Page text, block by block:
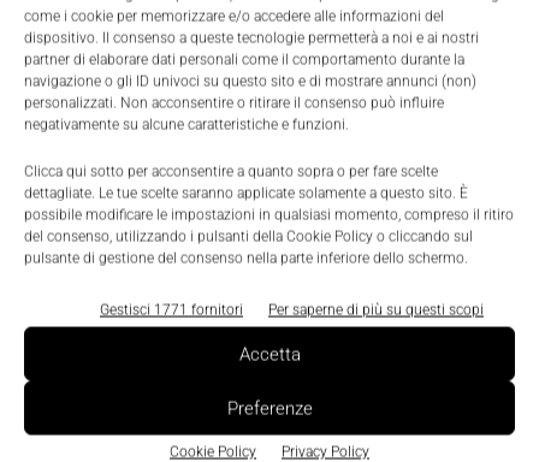
come i cookie per memorizzare e/o accedere alle informazioni del
dispositivo. Il consenso a queste tecnologie permetterà a noi e ai nostri
partner di elaborare dati personali come il comportamento durante la
navigazione o gli ID univoci su questo sito e di mostrare annunci (non)
personalizzati. Non acconsentire o ritirare il consenso può influire
negativamente su alcune caratteristiche e funzioni.
Clicca qui sotto per acconsentire a quanto sopra o per fare scelte
dettagliate. Le tue scelte saranno applicate solamente a questo sito. È
possibile modificare le impostazioni in qualsiasi momento, compreso il ritiro
del consenso, utilizzando i pulsanti della Cookie Policy o cliccando sul
pulsante di gestione del consenso nella parte inferiore dello schermo.
Gestisci 1771 fornitori Per saperne di più su questi scopi
Accetta
Preferenze
Cookie Policy Privacy Policy
converting nella sede di a Porcari. In totale, abbiamo
ora acquistato circa 100 azionamenti Unidrive M da
Emerson".
Il successo del programma di upgrade è stato tale
che Soffass sta ora considerando l’uso di ulteriori
prodotti di Control Technologies e della sua
consociata, Leroy-Somer, in progetti futuri. Nello
specifico, la società ha previsto l’adozionedi motori
a magneti permanenti (PM)
energetici che questi possono offrire in impianti
quali le cartiere, in cui i requisiti di potenza sono
tipicamente alti.